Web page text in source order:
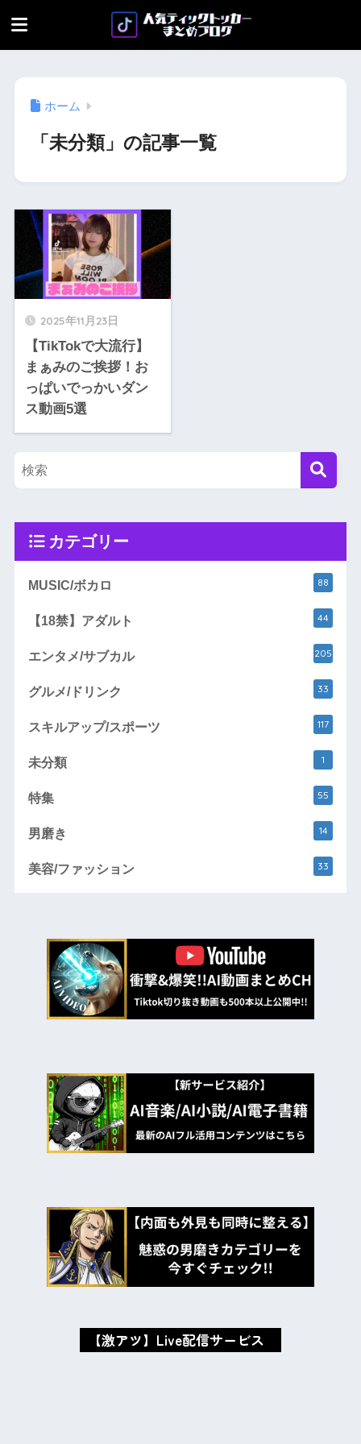
ホーム
「未分類」の記事一覧
2025年11月23日
【TikTokで大流行】
まぁみのご挨拶！お
っぱいでっかいダン
ス動画5選
カテゴリー
MUSIC/ボカロ 88
【18禁】アダルト 44
エンタメ/サブカル 205
グルメ/ドリンク 33
スキルアップ/スポーツ 117
未分類 1
特集 55
男磨き 14
美容/ファッション 33
oxMISAox
【激アツ】Live配信サービス